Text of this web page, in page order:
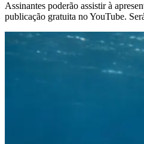
Assinantes poderão assistir à
publicação gratuita no YouTube.